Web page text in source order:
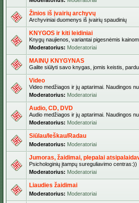
Žinios iš įvairių archyvų
Archyviniai duomenys iš įvairių spaudinių
KNYGOS ir kiti leidiniai
Knygų naujienos, variantai pigesnėmis
Moderatorius: Moderatoriai
MAINŲ KNYGYNAS
Galite siūlyti savo knygas, jomis keistis,
Video
Video medžiagos ir jų aptarimai. Naudingos
Moderatorius: Moderatoriai
Audio, CD, DVD
Audio medžiagos ir jų aptarimai. Naudingos
Moderatorius: Moderatoriai
Siūlau/Ieškau/Radau
Moderatorius: Moderatoriai
Jumoras, žaidimai, plepalai
Psichologinių įtampų sureguliavimo centras:))
Moderatorius: Moderatoriai
Liaudies žaidimai
Moderatorius: Moderatoriai